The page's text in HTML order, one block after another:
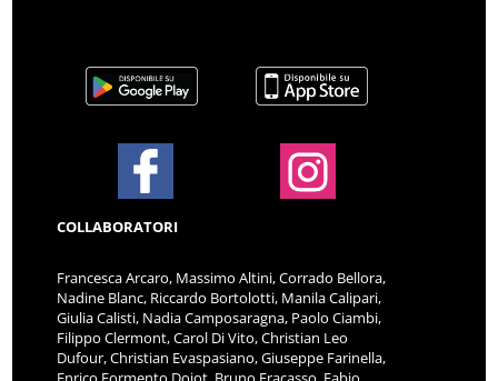
COLLABORATORI
Francesca Arcaro, Massimo Altini, Corrado Bellora,
Nadine Blanc, Riccardo Bortolotti, Manila Calipari,
Giulia Calisti, Nadia Camposaragna, Paolo Ciambi,
Filippo Clermont, Carol Di Vito, Christian Leo
Dufour, Christian Evaspasiano, Giuseppe Farinella,